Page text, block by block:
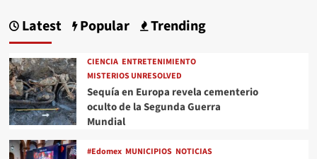
Latest Popular Trending
CIENCIA ENTRETENIMIENTO
MISTERIOS UNRESOLVED
Sequía en Europa revela cementerio
oculto de la Segunda Guerra
Mundial
#Edomex MUNICIPIOS NOTICIAS